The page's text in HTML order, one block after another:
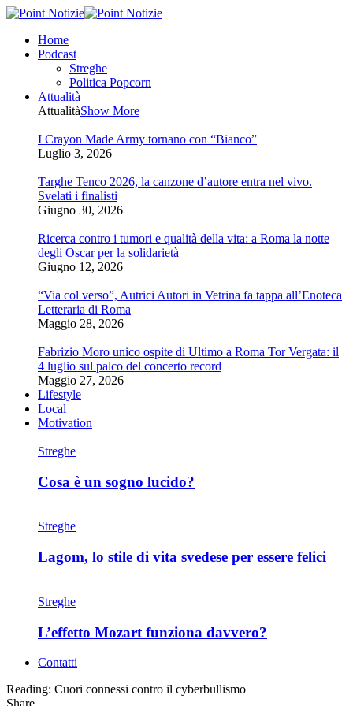
Home
Podcast
Streghe
Politica Popcorn
Attualità
AttualitàShow More
I Crayon Made Army tornano con “Bianco”
Luglio 3, 2026
Targhe Tenco 2026, la canzone d’autore entra nel vivo.
Svelati i finalisti
Giugno 30, 2026
Ricerca contro i tumori e qualità della vita: a Roma la notte
degli Oscar per la solidarietà
Giugno 12, 2026
“Via col verso”, Autrici Autori in Vetrina fa tappa all’Enoteca
Letteraria di Roma
Maggio 28, 2026
Fabrizio Moro unico ospite di Ultimo a Roma Tor Vergata: il
4 luglio sul palco del concerto record
Maggio 27, 2026
Lifestyle
Local
Motivation
Streghe
Cosa è un sogno lucido?
Streghe
Lagom, lo stile di vita svedese per essere felici
Streghe
L’effetto Mozart funziona davvero?
Contatti
Reading: Cuori connessi contro il cyberbullismo